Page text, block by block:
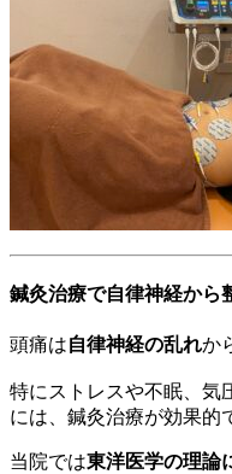
鍼灸治療で自律神経から
頭痛は自律神経の乱れか
特にストレスや不眠、気
には、鍼灸治療が効果的
当院では東洋医学の理論